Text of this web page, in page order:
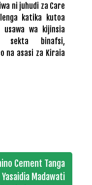
ni juhudi za Care
katika kutoa
usawa wa kijinsia
sekta binafsi,
na asasi za Kiraia
Cement Tanga
Yasaidia Madawati